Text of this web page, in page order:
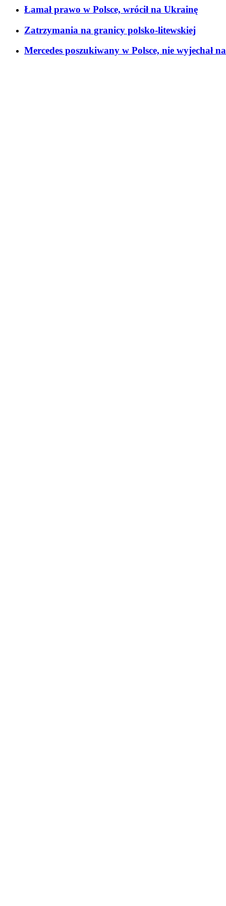
Łamał prawo w Polsce, wrócił na Ukrainę
Zatrzymania na granicy polsko-litewskiej
Mercedes poszukiwany w Polsce, nie wyjechał